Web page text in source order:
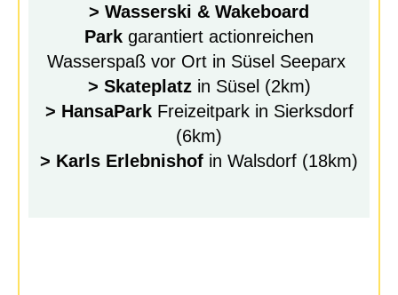
> Wasserski & Wakeboard
Park garantiert actionreichen
Wasserspaß vor Ort in Süsel Seeparx
> Skateplatz in Süsel (2km)
> HansaPark Freizeitpark in Sierksdorf
(6km)
> Karls Erlebnishof in Walsdorf (18km)